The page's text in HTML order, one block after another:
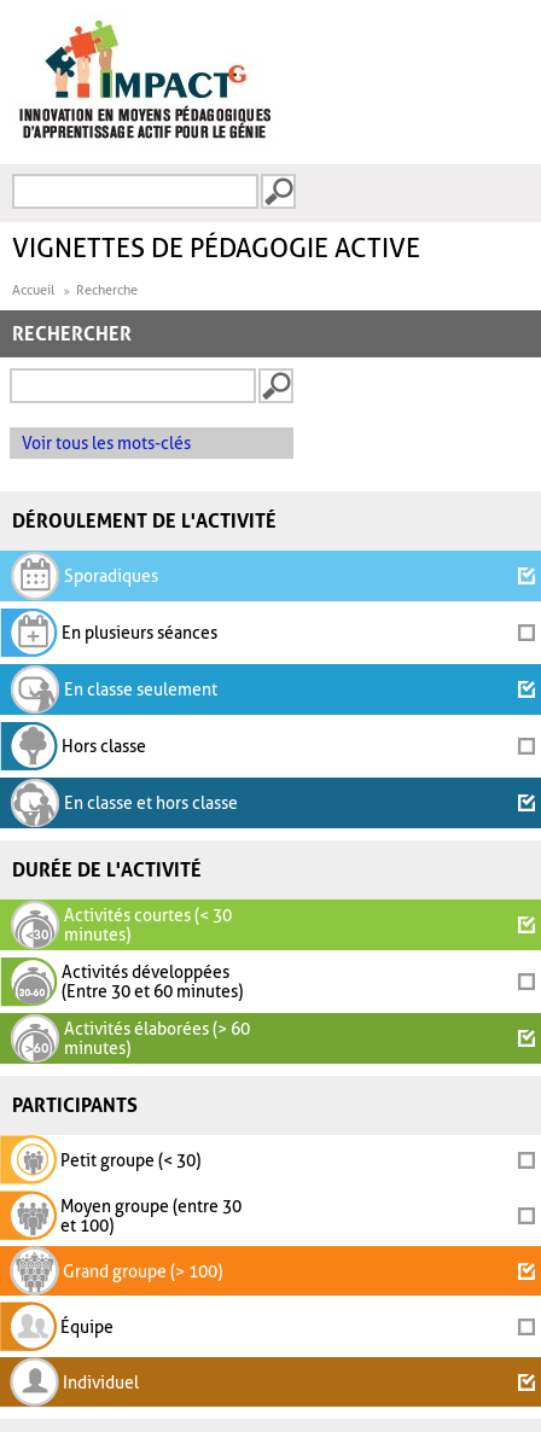
FORMULAIRE DE
VIGNETTES DE PÉDAGOGIE ACTIVE
Accueil Recherche
RECHERCHER
Voir tous les mots-clés
DÉROULEMENT DE L'ACTIVITÉ
Sporadiques
En plusieurs séances
En classe seulement
Hors classe
En classe et hors classe
DURÉE DE L'ACTIVITÉ
Activités courtes (< 30
minutes)
Activités développées
(Entre 30 et 60 minutes)
Activités élaborées (> 60
minutes)
PARTICIPANTS
Petit groupe (< 30)
Moyen groupe (entre 30
et 100)
Grand groupe (> 100)
Équipe
Individuel